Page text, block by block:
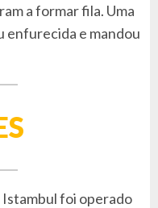
a formar fila. Uma
e mandou
Istambul foi operado